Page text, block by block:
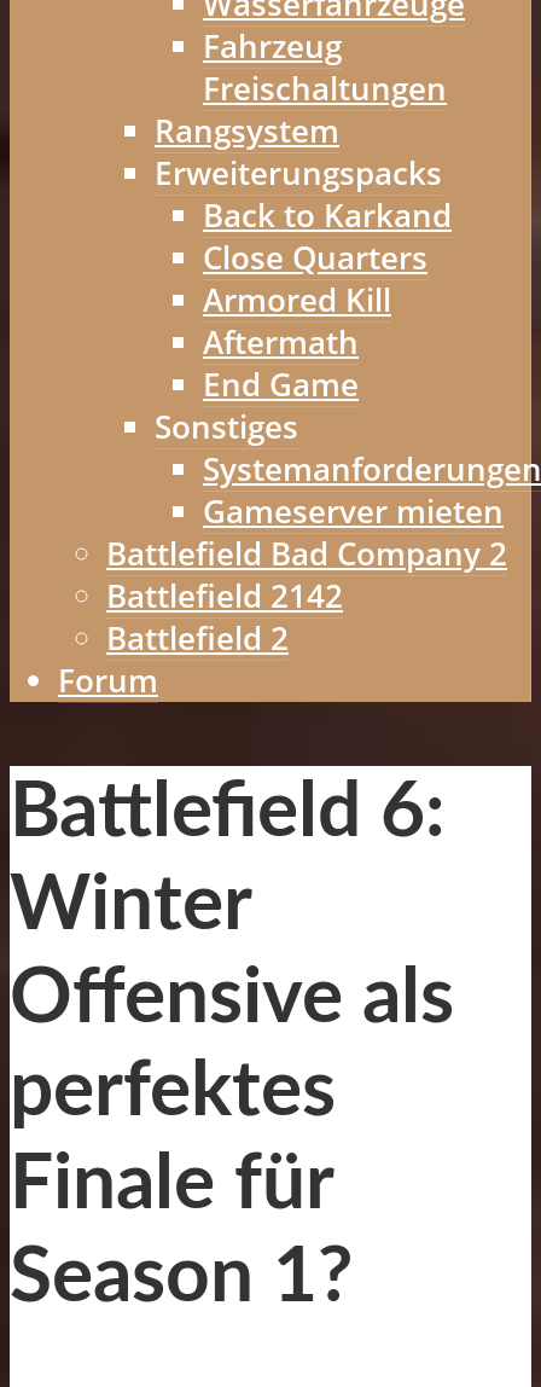
Fahrzeug
Freischaltungen
Rangsystem
Erweiterungspacks
Back to Karkand
Close Quarters
Armored Kill
Aftermath
End Game
Sonstiges
Systemanforderungen
Gameserver mieten
Battlefield Bad Company 2
Battlefield 2142
Battlefield 2
Forum
Battlefield 6:
Winter
Offensive als
perfektes
Finale für
Season 1?